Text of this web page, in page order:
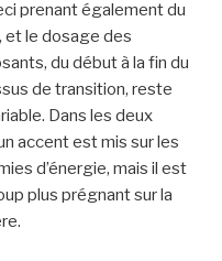
prenant également du
et le dosage des
du début à la fin du
de transition, reste
Dans les deux
accent est mis sur les
d’énergie, mais il est
plus prégnant sur la